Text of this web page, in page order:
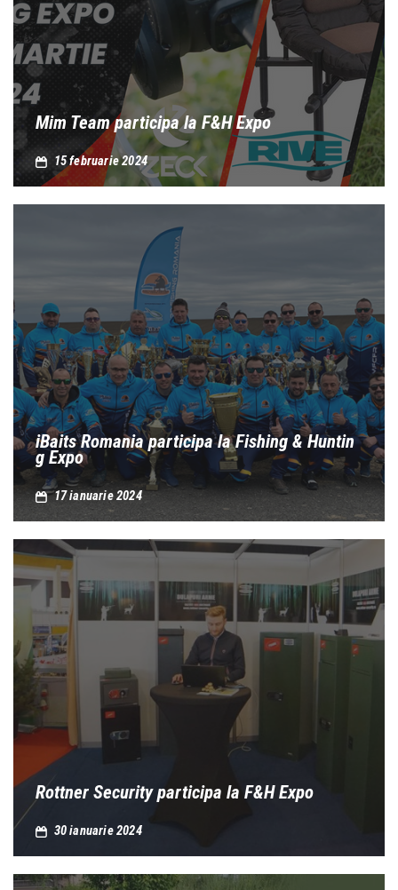
Mim Team participa la F&H Expo
15 februarie 2024
iBaits Romania participa la Fishing & Huntin
g Expo
17 ianuarie 2024
Rottner Security participa la F&H Expo
30 ianuarie 2024